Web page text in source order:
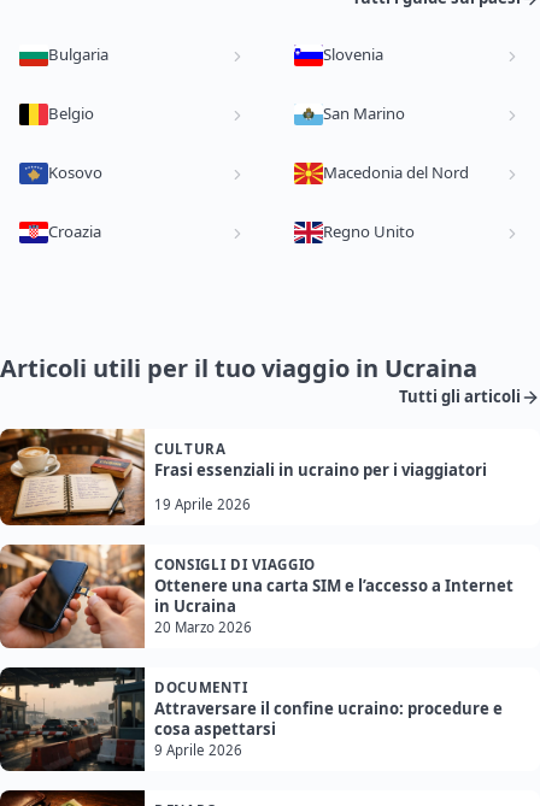
Bulgaria Slovenia
Belgio San Marino
Kosovo Macedonia del Nord
Croazia Regno Unito
Articoli utili per il tuo viaggio in Ucraina
Tutti gli articoli
CULTURA
Frasi essenziali in ucraino per i viaggiatori
19 Aprile 2026
CONSIGLI DI VIAGGIO
Ottenere una carta SIM e l’accesso a Internet
in Ucraina
20 Marzo 2026
DOCUMENTI
Attraversare il confine ucraino: procedure e
cosa aspettarsi
9 Aprile 2026